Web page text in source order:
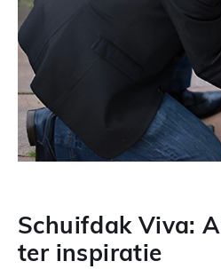
Schuifdak Viva:
ter inspiratie